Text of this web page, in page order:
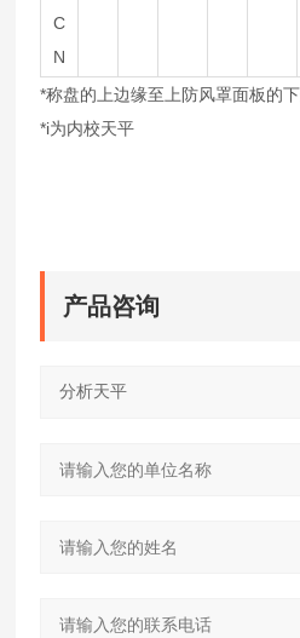
C
N
*称盘的上边缘至上防风罩面板的
*i为内校天平
产品咨询